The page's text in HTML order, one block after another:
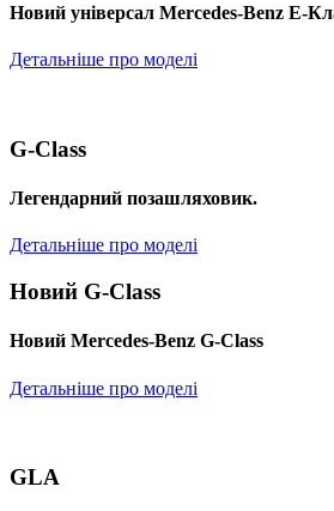
Новий універсал Mercedes-Benz E-
Детальніше про моделі
G-Class
Легендарний позашляховик.
Детальніше про моделі
Новий G-Class
Новий Mercedes-Benz G-Class
Детальніше про моделі
GLA